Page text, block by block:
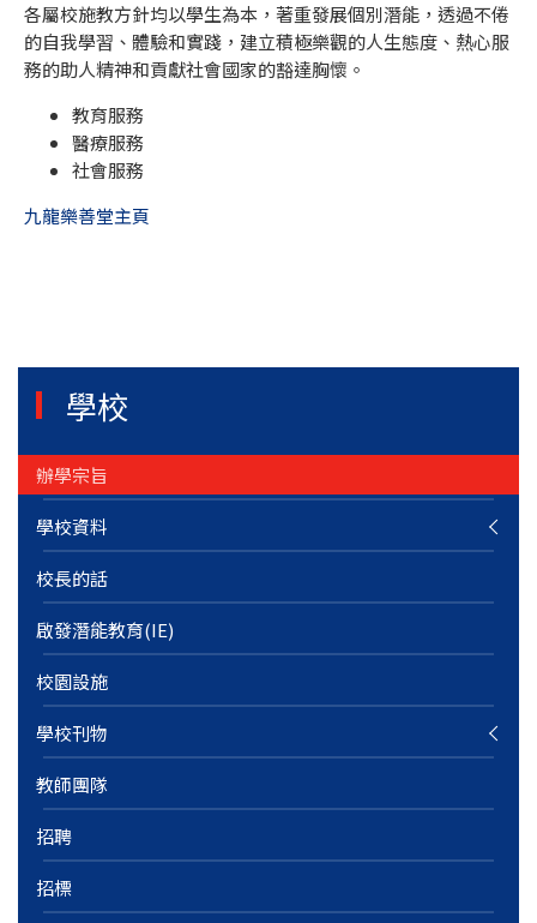
各屬校施教方針均以學生為本，著重發展個別潛能，透過不倦
的自我學習、體驗和實踐，建立積極樂觀的人生態度、熱心服
務的助人精神和貢獻社會國家的豁達胸懷。
教育服務
醫療服務
社會服務
九龍樂善堂主頁
學校
辦學宗旨
學校資料
校長的話
啟發潛能教育(IE)
校園設施
學校刊物
教師團隊
招聘
招標